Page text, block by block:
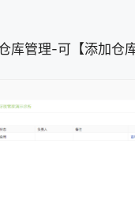
库管理-可【添加仓库